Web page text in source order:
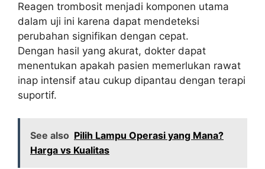
Reagen trombosit menjadi komponen utama
dalam uji ini karena dapat mendeteksi
perubahan signifikan dengan cepat.
Dengan hasil yang akurat, dokter dapat
menentukan apakah pasien memerlukan rawat
inap intensif atau cukup dipantau dengan terapi
suportif.
See also Pilih Lampu Operasi yang Mana?
Harga vs Kualitas